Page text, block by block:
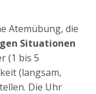
Atemübung, die
Situationen
(1 bis 5
(langsam,
Die Uhr